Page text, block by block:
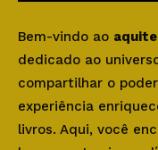
Bem-vindo ao
dedicado ao
compartilhar o
experiência
livros. Aqui, você